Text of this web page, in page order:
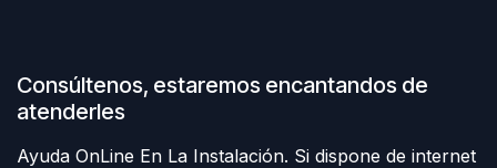
Consúltenos, estaremos encantandos de
atenderles
Ayuda OnLine En La Instalación. Si dispone de internet